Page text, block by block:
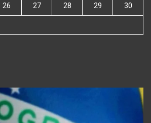
26 27 28 29 30